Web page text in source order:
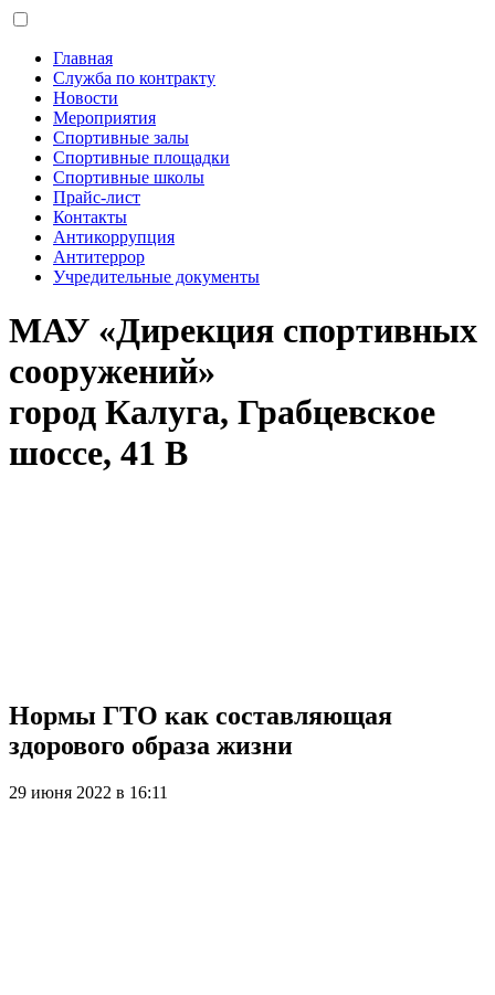
Главная
Служба по контракту
Новости
Мероприятия
Спортивные залы
Спортивные площадки
Спортивные школы
Прайс-лист
Контакты
Антикоррупция
Антитеррор
Учредительные документы
МАУ «Дирекция спортивных
сооружений»
город Калуга, Грабцевское
шоссе, 41 В
Нормы ГТО как составляющая
здорового образа жизни
29 июня 2022 в 16:11